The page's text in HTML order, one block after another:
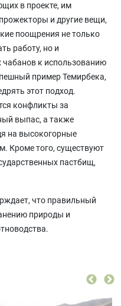
в проекте, им
и другие вещи,
поощрения не только
работу, но и
к использованию
пример Темирбека,
этот подход.
конфликты за
выпас, а также
на высокогорные
Кроме того, существуют
пастбищ,
что правильный
природы и